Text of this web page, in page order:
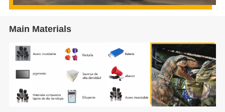
Main Materials